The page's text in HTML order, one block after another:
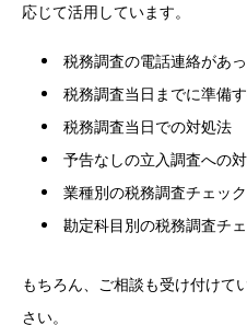
応じて活用しています。
税務調査の電話連絡があ
税務調査当日までに準備
税務調査当日での対処法
予告なしの立入調査への
業種別の税務調査チェッ
勘定科目別の税務調査チ
もちろん、ご相談も受け付けて
さい。